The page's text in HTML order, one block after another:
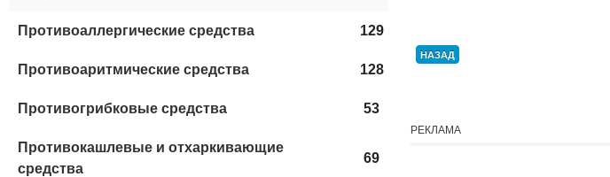
Противоаллергические средства 129
Противоаритмические средства 128
Противогрибковые средства 53
Противокашлевые и отхаркивающие
средства
69
НАЗАД
РЕКЛАМА